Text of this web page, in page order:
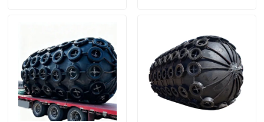
उत्पाद
वीडियो